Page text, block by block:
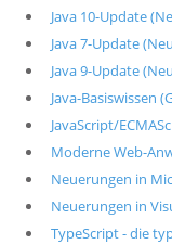
Java 10-Update
Java 7-Update
Java 9-Update
Java-Basiswissen
JavaScript/
Moderne Web-
Neuerungen in
Neuerungen in
TypeScript - die